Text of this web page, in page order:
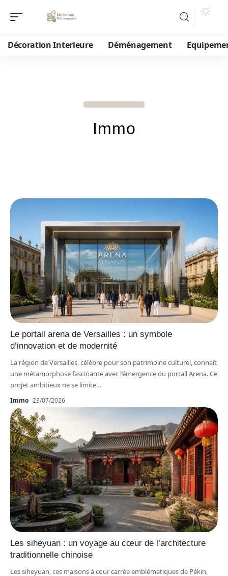
Décoration Interieure Déménagement
Immo
Le portail arena de Versailles : un symbole
d’innovation et de modernité
La région de Versailles, célèbre pour son patrimoine culturel, connaît
une métamorphose fascinante avec l’émergence du portail Arena. Ce
projet ambitieux ne se limite…
Immo 23/07/2026
Les siheyuan : un voyage au cœur de l’architecture
traditionnelle chinoise
Les siheyuan, ces maisons à cour carrée emblématiques de Pékin,